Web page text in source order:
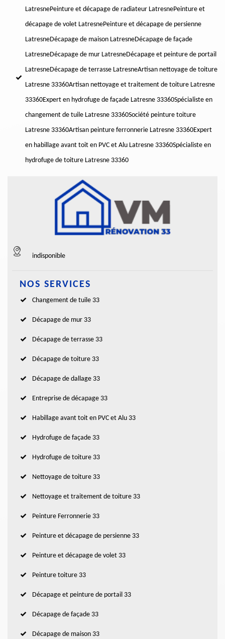
LatresnePeinture et décapage de radiateur LatresnePeinture et
décapage de volet LatresnePeinture et décapage de persienne
LatresneDécapage de maison LatresneDécapage de façade
LatresneDécapage de mur LatresneDécapage et peinture de portail
LatresneDécapage de terrasse LatresneArtisan nettoyage de toiture
Latresne 33360Artisan nettoyage et traitement de toiture Latresne
33360Expert en hydrofuge de façade Latresne 33360Spécialiste en
changement de tuile Latresne 33360Société peinture toiture
Latresne 33360Artisan peinture ferronnerie Latresne 33360Expert
en habillage avant toit en PVC et Alu Latresne 33360Spécialiste en
hydrofuge de toiture Latresne 33360
indisponible
NOS SERVICES
Changement de tuile 33
Décapage de mur 33
Décapage de terrasse 33
Décapage de toiture 33
Décapage de dallage 33
Entreprise de décapage 33
Habillage avant toit en PVC et Alu 33
Hydrofuge de façade 33
Hydrofuge de toiture 33
Nettoyage de toiture 33
Nettoyage et traitement de toiture 33
Peinture Ferronnerie 33
Peinture et décapage de persienne 33
Peinture et décapage de volet 33
Peinture toiture 33
Décapage et peinture de portail 33
Décapage de façade 33
Décapage de maison 33